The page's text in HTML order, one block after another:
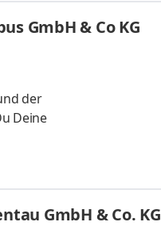
GmbH & Co KG
der
Deine
GmbH & Co. KG